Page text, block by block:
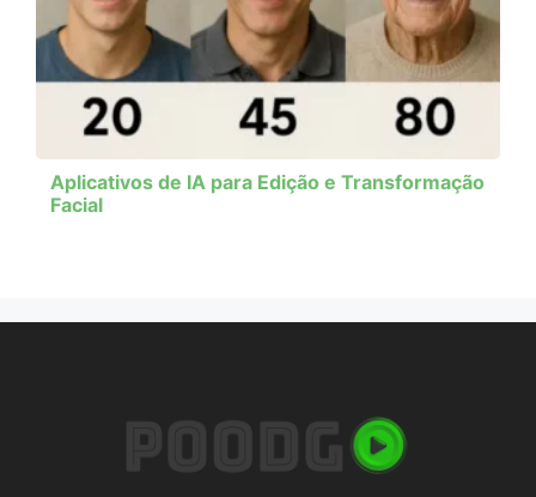
Aplicativos de IA para Edição e Transformação
Facial